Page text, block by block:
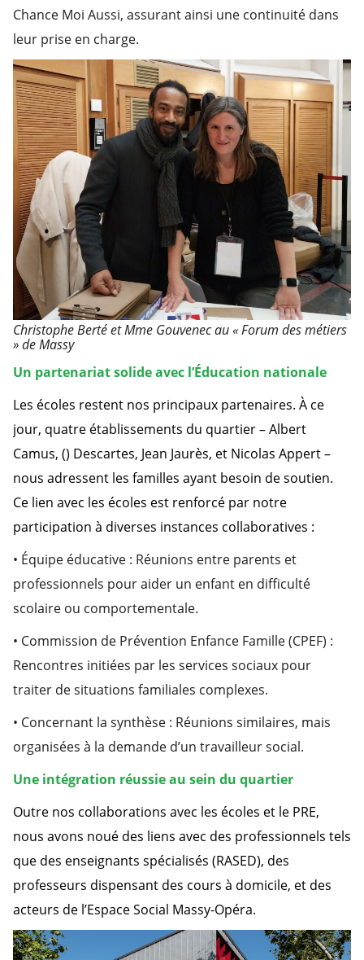
Chance Moi Aussi, assurant ainsi une continuité dans
leur prise en charge.
Christophe Berté et Mme Gouvenec au « Forum des métiers
» de Massy
Un partenariat solide avec l’Éducation nationale
Les écoles restent nos principaux partenaires. À ce
jour, quatre établissements du quartier – Albert
Camus, () Descartes, Jean Jaurès, et Nicolas Appert –
nous adressent les familles ayant besoin de soutien.
Ce lien avec les écoles est renforcé par notre
participation à diverses instances collaboratives :
• Équipe éducative : Réunions entre parents et
professionnels pour aider un enfant en difficulté
scolaire ou comportementale.
• Commission de Prévention Enfance Famille (CPEF) :
Rencontres initiées par les services sociaux pour
traiter de situations familiales complexes.
• Concernant la synthèse : Réunions similaires, mais
organisées à la demande d’un travailleur social.
Une intégration réussie au sein du quartier
Outre nos collaborations avec les écoles et le PRE,
nous avons noué des liens avec des professionnels tels
que des enseignants spécialisés (RASED), des
professeurs dispensant des cours à domicile, et des
acteurs de l’Espace Social Massy-Opéra.